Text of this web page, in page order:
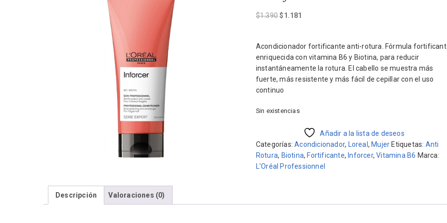
$1.390El
era:
$1.390.
$1.181
es:
$1.181.
Acondicionador fortificante anti-rotura. Fórmula
enriquecida con vitamina B6 y Biotina, para reducir
instantáneamente la rotura. El cabello se muestra más
fuerte, más resistente y más fácil de cepillar con el uso
continuo
Sin existencias
Añadir a la lista de deseos
Categorías:Acondicionador, Loreal , Mujer Etiquetas: Anti
Rotura, Biotina, Fortificante, Inforcer,Vitamina B6 Marca:
L'Oréal Professionnel
Descripción Valoraciones (0)